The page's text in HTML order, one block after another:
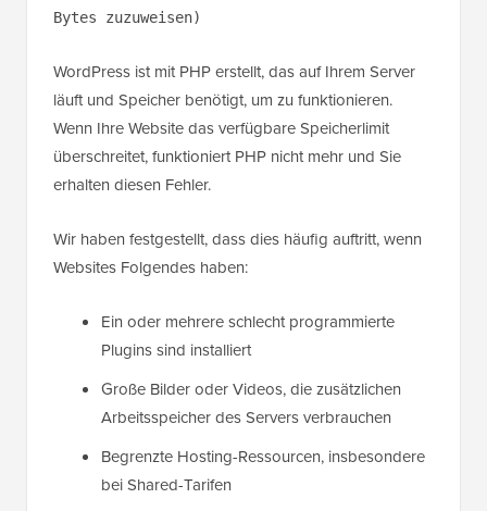
Bytes zuzuweisen)
WordPress ist mit PHP erstellt, das auf Ihrem Server
läuft und Speicher benötigt, um zu funktionieren.
Wenn Ihre Website das verfügbare Speicherlimit
überschreitet, funktioniert PHP nicht mehr und Sie
erhalten diesen Fehler.
Wir haben festgestellt, dass dies häufig auftritt, wenn
Websites Folgendes haben:
Ein oder mehrere schlecht programmierte
Plugins sind installiert
Große Bilder oder Videos, die zusätzlichen
Arbeitsspeicher des Servers verbrauchen
Begrenzte Hosting-Ressourcen, insbesondere
bei Shared-Tarifen